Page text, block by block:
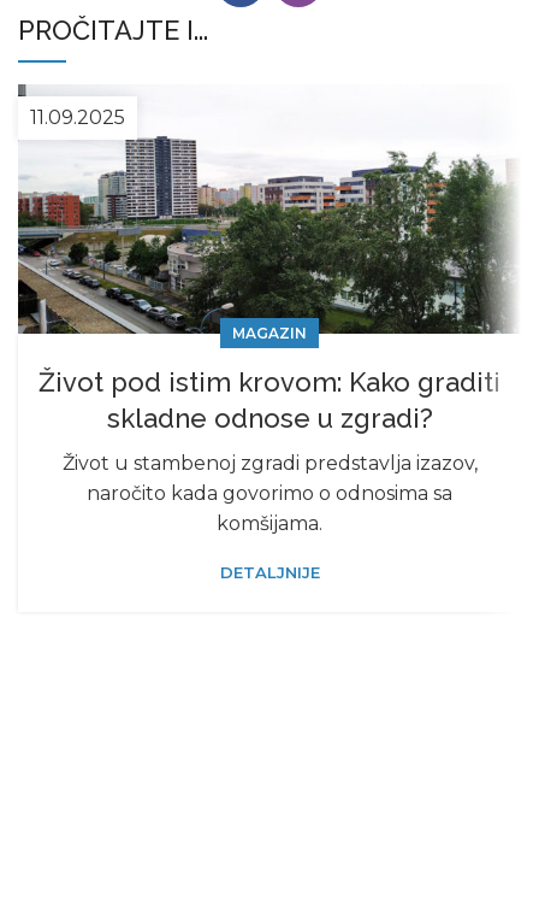
PROČITAJTE I...
11.09.2025
MAGAZIN
Život pod istim krovom: Kako graditi
skladne odnose u zgradi?
Život u stambenoj zgradi predstavlja izazov,
naročito kada govorimo o odnosima sa
komšijama.
DETALJNIJE